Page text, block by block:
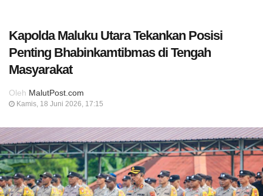
Kapolda Maluku Utara Tekankan Posisi
Penting Bhabinkamtibmas di Tengah
Masyarakat
Oleh MalutPost.com
Kamis, 18 Juni 2026, 17:15